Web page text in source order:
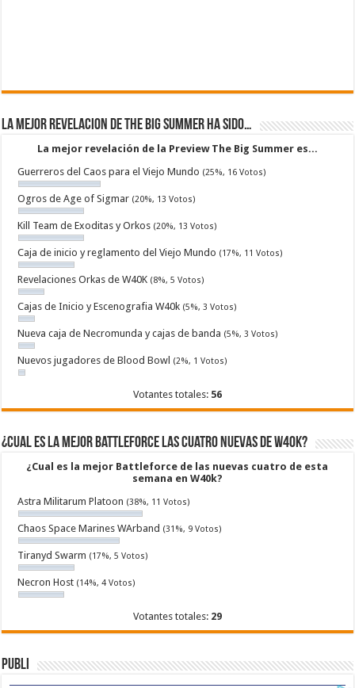
La mejor revelacion de The Big Summer ha sido…
La mejor revelación de la Preview The Big Summer es...
Guerreros del Caos para el Viejo Mundo (25%, 16 Votos)
Ogros de Age of Sigmar (20%, 13 Votos)
Kill Team de Exoditas y Orkos (20%, 13 Votos)
Caja de inicio y reglamento del Viejo Mundo (17%, 11 Votos)
Revelaciones Orkas de W40K (8%, 5 Votos)
Cajas de Inicio y Escenografia W40k (5%, 3 Votos)
Nueva caja de Necromunda y cajas de banda (5%, 3 Votos)
Nuevos jugadores de Blood Bowl (2%, 1 Votos)
Votantes totales: 56
¿Cual es la mejor Battleforce las cuatro nuevas de W40k?
¿Cual es la mejor Battleforce de las nuevas cuatro de esta
semana en W40k?
Astra Militarum Platoon (38%, 11 Votos)
Chaos Space Marines WArband (31%, 9 Votos)
Tiranyd Swarm (17%, 5 Votos)
Necron Host (14%, 4 Votos)
Votantes totales: 29
Publi